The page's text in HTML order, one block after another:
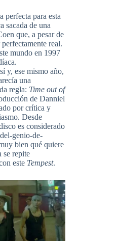
perfecta para esta
sacada de una
que, a pesar de
real.
mundo en 1997
y, ese mismo año,
una
regla: Time out of
de Danniel
por crítica y
Desde
es considerado
genio-de-
bien qué quiere
se repite
este Tempest.